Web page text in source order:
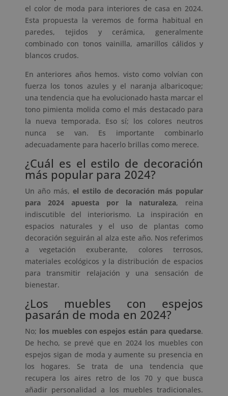
el color de moda para interiores de casa en 2024.
Esta propuesta la veremos de forma habitual en
paredes, tejidos y cerámica, generalmente
combinado con tonos vainilla, amarillos cálidos y
blancos crudos.
En anteriores años hemos. visto como volvían con
fuerza los tonos azules y el naranja albaricoque;
una tendencia que ha evolucionado hasta marcar el
tono pimienta molida como el más destacado para
la nueva temporada. Eso sí; los colores neutros
nunca se van. Es importante combinarlo
adecuadamente para hacerlo brillas como merece.
¿Cuál es el estilo de decoración
más popular para 2024?
Un año más, el estilo de decoración más popular
para 2024 apuesta por la naturaleza, reina
indiscutible del interiorismo. La inspiración en
espacios naturales y el uso de plantas como
decoración seguirán al alza este año. Nos referimos
a vegetación exuberante, colores terrosos,
materiales ecológicos y la distribución de espacios
para transmitir relajación y una sensación de
bienestar.
¿Los muebles con espejos
pasarán de moda en 2024?
No; los muebles con espejos están para quedarse.
De hecho, se prevé que en 2024 los muebles con
espejos sigan de moda y aumente su presencia en
los hogares. Se trata de una tendencia que
recupera los aires retro de los 70 y que busca
añadir personalidad a los muebles tradicionales.